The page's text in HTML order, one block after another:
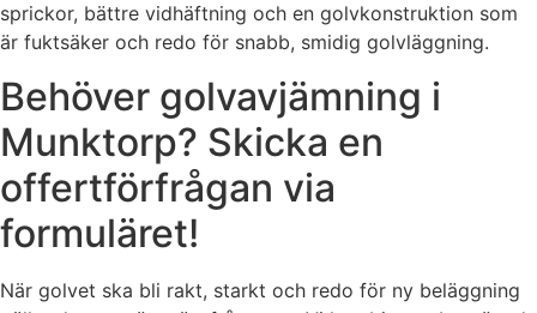
sprickor, bättre vidhäftning och en golvkonstruktion som
är fuktsäker och redo för snabb, smidig golvläggning.
Behöver golvavjämning i
Munktorp? Skicka en
offertförfrågan via
formuläret!
När golvet ska bli rakt, starkt och redo för ny beläggning